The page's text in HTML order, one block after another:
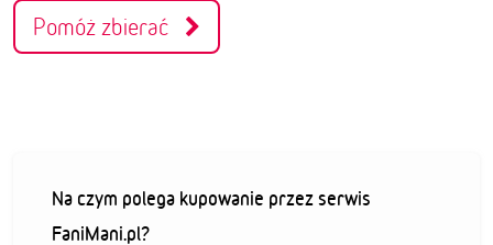
Pomóż zbierać
Na czym polega kupowanie przez serwis
FaniMani.pl?